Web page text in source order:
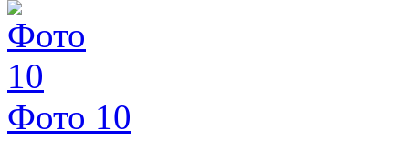
Фото 10